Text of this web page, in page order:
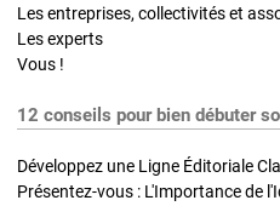
Les entreprises, collectivités et
Les experts
Vous !
12 conseils pour bien débuter
Développez une Ligne Éditoriale
Présentez-vous : L'Importance de